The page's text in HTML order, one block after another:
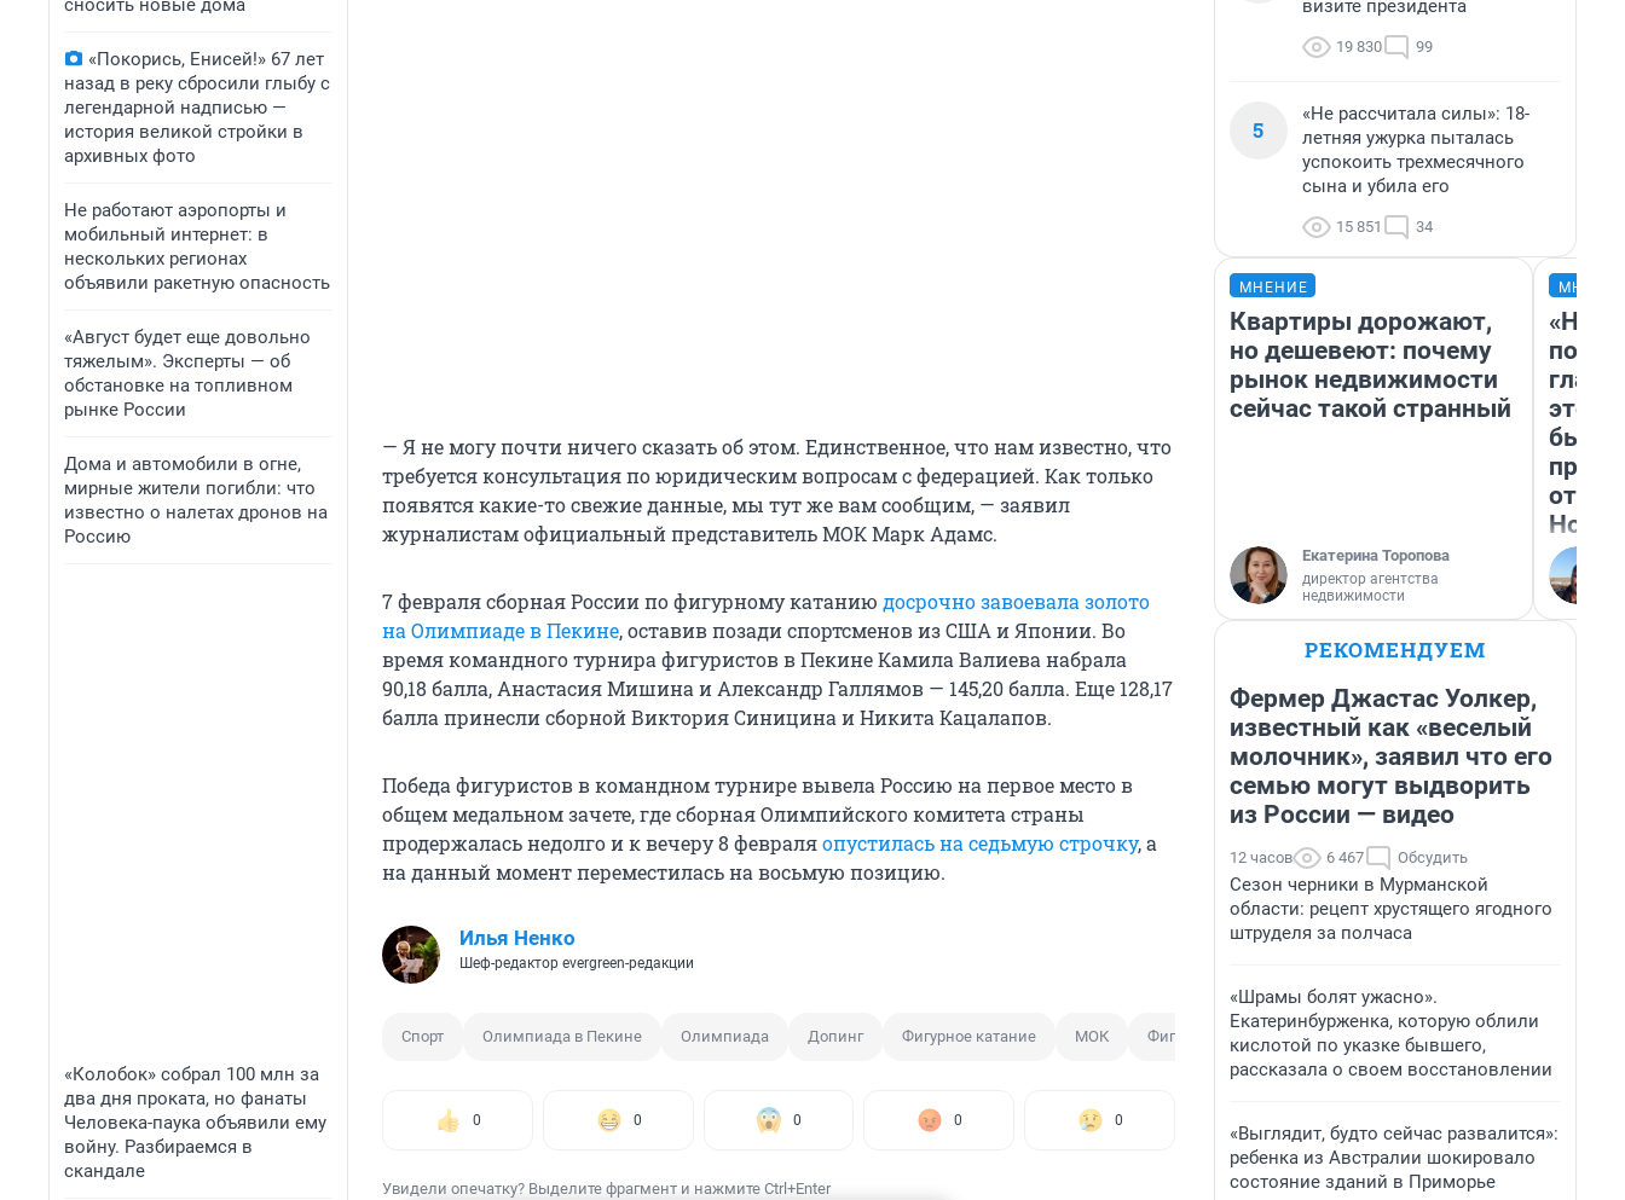
сносить новые дома
«Покорись, Енисей!» 67 лет
назад в реку сбросили глыбу с
легендарной надписью —
история великой стройки в
архивных фото
Не работают аэропорты и
мобильный интернет: в
нескольких регионах
объявили ракетную опасность
«Август будет еще довольно
тяжелым». Эксперты — об
обстановке на топливном
рынке России
Дома и автомобили в огне,
мирные жители погибли: что
известно о налетах дронов на
Россию
«Колобок» собрал 100 млн за
два дня проката, но фанаты
Человека-паука объявили ему
войну. Разбираемся в
скандале
— Я не могу почти ничего сказать об этом. Единственное, что нам известно, что
требуется консультация по юридическим вопросам с федерацией. Как только
появятся какие-то свежие данные, мы тут же вам сообщим, — заявил
журналистам официальный представитель МОК Марк Адамс.
7 февраля сборная России по фигурному катанию досрочно завоевала золото
на Олимпиаде в Пекине, оставив позади спортсменов из США и Японии. Во
время командного турнира фигуристов в Пекине Камила Валиева набрала
90,18 балла, Анастасия Мишина и Александр Галлямов — 145,20 балла. Еще 128,17
балла принесли сборной Виктория Синицина и Никита Кацалапов.
Победа фигуристов в командном турнире вывела Россию на первое место в
общем медальном зачете, где сборная Олимпийского комитета страны
продержалась недолго и к вечеру 8 февраляопустилась на седьмую строчку, а
на данный момент переместилась на восьмую позицию.
Илья Ненко
Шеф-редактор evergreen-редакции
Спорт Олимпиада в Пекине Олимпиада Допинг Фигурное катание МОК Фигурист
0 0 0 0 0
Увидели опечатку? Выделите фрагмент и нажмите Ctrl+Enter
визите президента
19 830 99
5
«Не рассчитала силы»: 18-
летняя ужурка пыталась
успокоить трехмесячного
сына и убила его
15 851 34
МНЕНИЕ
Квартиры дорожают,
но дешевеют: почему
рынок недвижимости
сейчас такой странный
Екатерина Торопова
директор агентства
недвижимости
этого
бьет
РЕКОМЕНДУЕМ
Фермер Джастас Уолкер,
известный как «веселый
молочник», заявил что его
семью могут выдворить
из России — видео
12 часов 6 467 Обсудить
Сезон черники в Мурманской
области: рецепт хрустящего ягодного
штруделя за полчаса
«Шрамы болят ужасно».
Екатеринбурженка, которую облили
кислотой по указке бывшего,
рассказала о своем восстановлении
«Выглядит, будто сейчас развалится»:
ребенка из Австралии шокировало
состояние зданий в Приморье